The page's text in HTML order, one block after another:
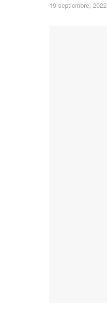
19 septiembre, 2022